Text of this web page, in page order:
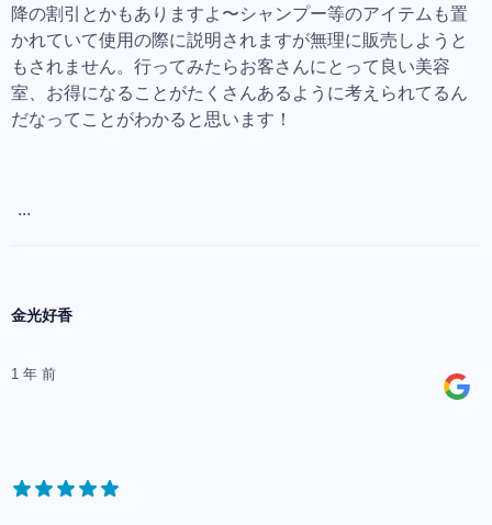
降の割引とかもありますよ〜シャンプー等のアイテムも置
かれていて使用の際に説明されますが無理に販売しようと
もされません。行ってみたらお客さんにとって良い美容
室、お得になることがたくさんあるように考えられてるん
だなってことがわかると思います！
...
金光好香
1 年 前